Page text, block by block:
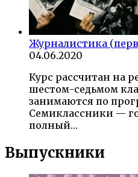
Журналистика
04.06.2020
Курс рассчитан на
шестом-седьмом
занимаются по
Семиклассники —
полный…
Выпускники